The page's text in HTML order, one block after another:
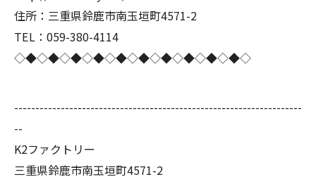
住所：三重県鈴鹿市南玉垣町4571-2
TEL：059-380-4114
◇◆◇◆◇◆◇◆◇◆◇◆◇◆◇◆◇◆◇◆◇
--------------------------------------------------------------------
--
K2ファクトリー
三重県鈴鹿市南玉垣町4571-2